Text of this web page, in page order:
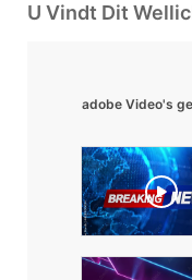
U Vindt Dit
adobe Video's